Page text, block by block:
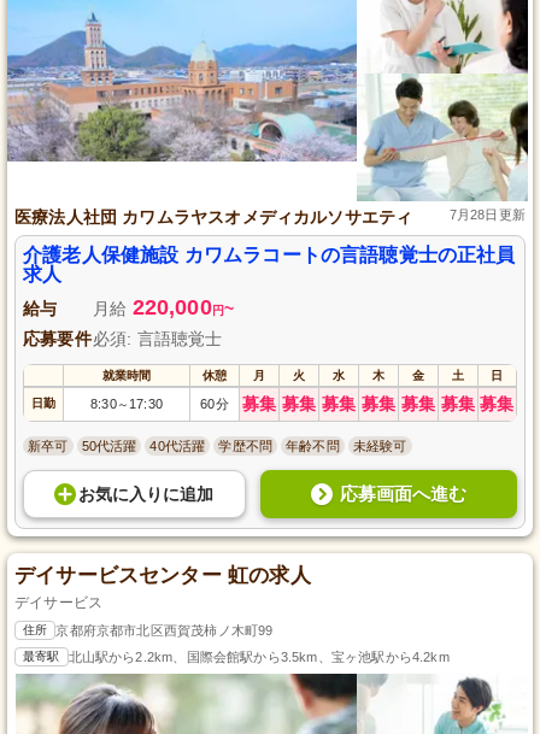
医療法人社団 カワムラヤスオメディカルソサエティ 7月28日更新
介護老人保健施設 カワムラコートの言語聴覚士の正社員
求人
給与 月給 220,000円~
応募要件必須: 言語聴覚士
就業時間 休憩 月 火 水 木 金 土 日
日勤 8:30～ 17:30 60分 募集 募集 募集 募集 募集 募集 募集
新卒可 50代活躍 40代活躍 学歴不問 年齢不問 未経験可
お気に入り に追加 応募画面へ進む
デイサービスセンター 虹の求人
デイサービス
住所 京都府京都市北区西賀茂柿ノ木町99
最寄駅 北山駅から2.2km、国際会館駅から3.5km、宝ヶ池駅から4.2km